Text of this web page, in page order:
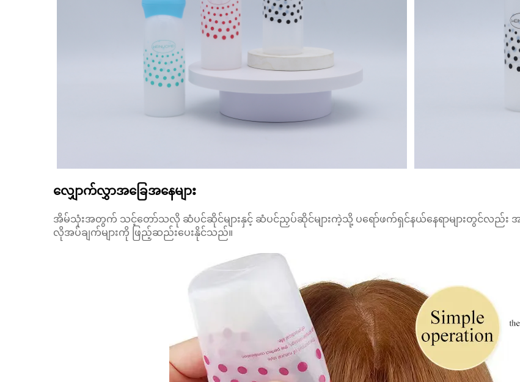
လျှောက်လွှာအခြေအနေများ
အိမ်သုံးအတွက် သင့်တော်သလို ဆံပင်ဆိုင်များနှင့် ဆံပင်ညှပ်ဆိုင်များကဲ့သို့ ပရော်ဖက်ရှင်နယ်နေရာများတွင်လည်း အ
လိုအပ်ချက်များကို ဖြည့်ဆည်းပေးနိုင်သည်။